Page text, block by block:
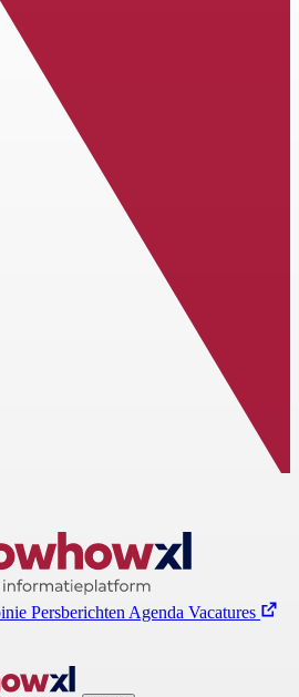
Persberichten Agenda Vacatures